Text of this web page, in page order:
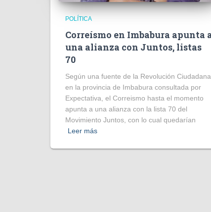
POLÍTICA
Correísmo en Imbabura apunta
una alianza con Juntos, listas
70
Según una fuente de la Revolución Ciudadana
en la provincia de Imbabura consultada por
Expectativa, el Correismo hasta el momento
apunta a una alianza con la lista 70 del
Movimiento Juntos, con lo cual quedarían
Leer más